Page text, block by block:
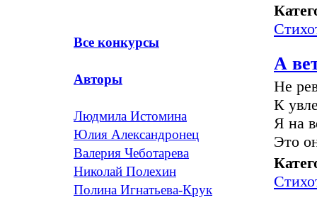
Все конкурсы
Авторы
Людмила Истомина
Юлия Александронец
Валерия Чеботарева
Николай Полехин
Полина Игнатьева-Крук
А
Не
К
Я на
Это